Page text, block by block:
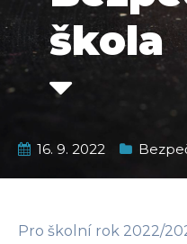
škola
16. 9. 2022
Pro školní rok 2022/